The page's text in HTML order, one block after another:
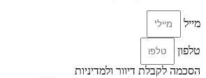
מייל
טלפון
הסכמה לקבלת דיוור ולמדיניות